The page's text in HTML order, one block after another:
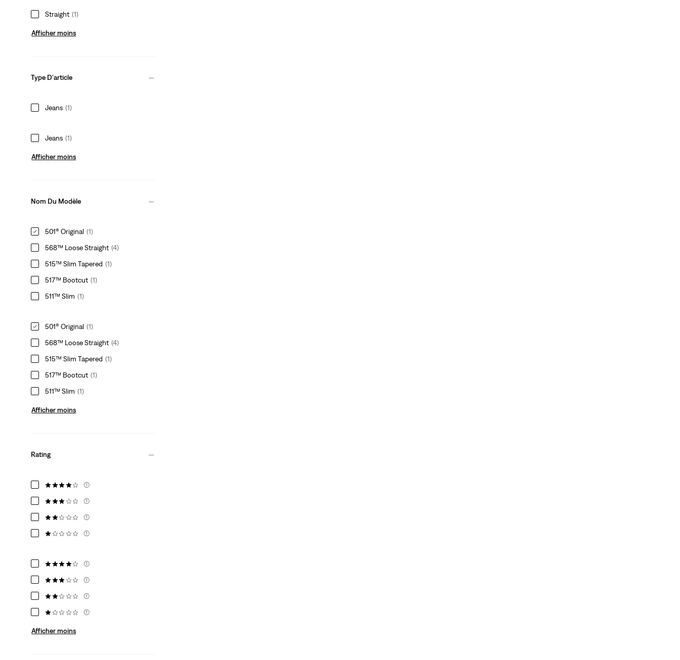
Straight (1)
Afficher moins
Type D'article
Jeans (1)
Jeans (1)
Afficher moins
Nom Du Modèle
501® Original (1)
568™ Loose Straight (4)
515™ Slim Tapered (1)
517™ Bootcut (1)
511™ Slim (1)
501® Original (1)
568™ Loose Straight (4)
515™ Slim Tapered (1)
517™ Bootcut (1)
511™ Slim (1)
Afficher moins
Rating
(1)
(1)
(1)
(1)
(1)
(1)
(1)
(1)
Afficher moins